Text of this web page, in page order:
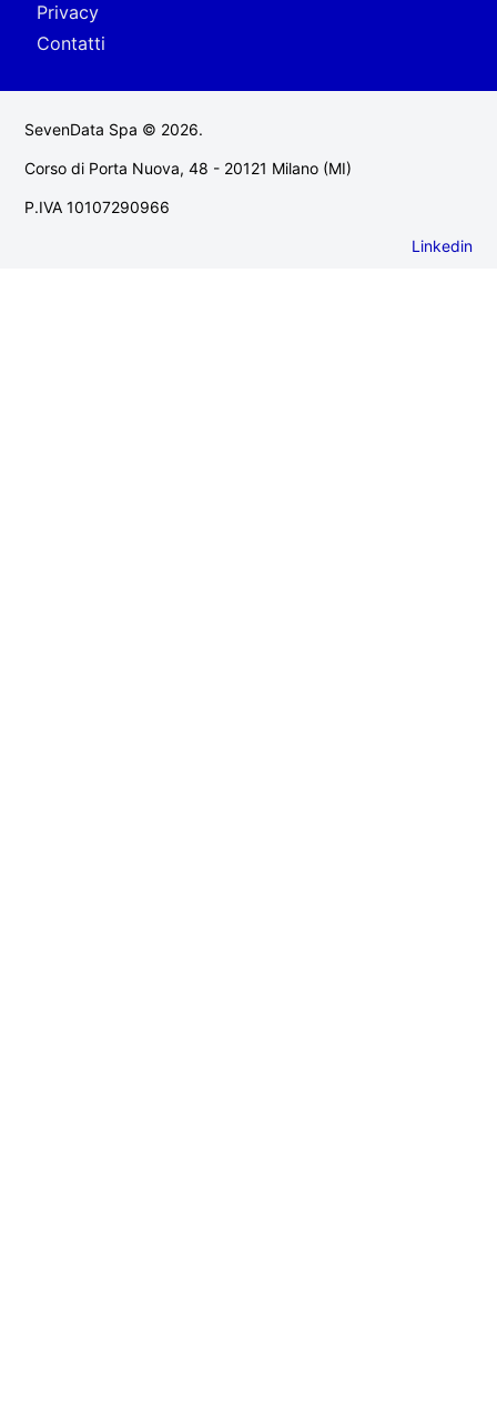
Privacy
Contatti
SevenData Spa © 2026.
Corso di Porta Nuova, 48 - 20121 Milano (MI)
P.IVA 10107290966
Linkedin